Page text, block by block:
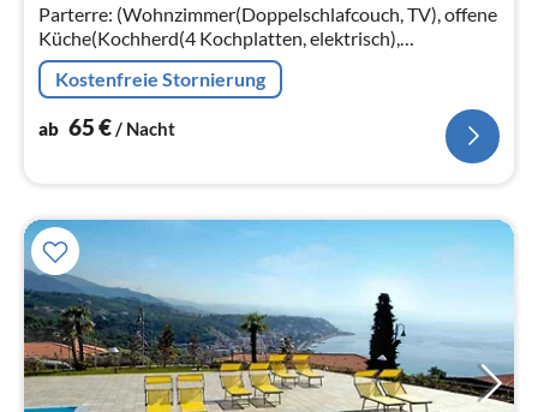
Parterre: (Wohnzimmer(Doppelschlafcouch, TV), offene
Küche(Kochherd(4 Kochplatten, elektrisch),
Mikrowelle, Kühl-/Gefrierkombination),
Schlafzimmer(Doppelbett)
Kostenfreie Stornierung
ab 65€/ Nacht